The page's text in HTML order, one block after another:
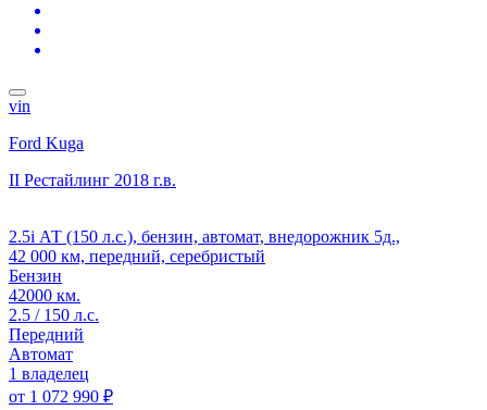
vin
Ford Kuga
II Рестайлинг 2018 г.в.
2.5i АТ (150 л.с.), бензин, автомат, внедорожник 5д.,
42 000 км, передний, серебристый
Бензин
42000 км.
2.5 / 150 л.с.
Передний
Автомат
1 владелец
от 1 072 990 ₽